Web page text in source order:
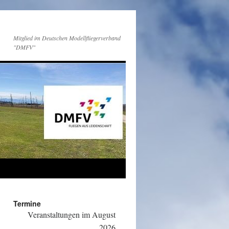
Mitglied im Deutschen Modellfliegerverband
"DMFV"
Termine
Veranstaltungen im August